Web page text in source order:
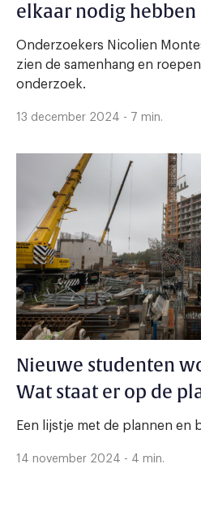
elkaar nodig hebben
Onderzoekers Nicolien
zien de samenhang en
onderzoek.
13 december 2024 - 7 min.
Nieuwe studenten
Wat staat er op de
Een lijstje met de plannen en
14 november 2024 - 4 min.